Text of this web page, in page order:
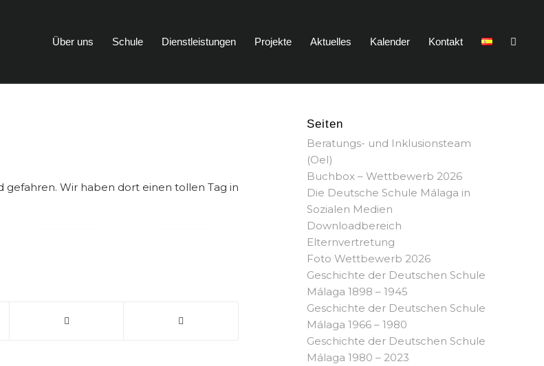
Über uns Schule Dienstleistungen Projekte Aktuelles Kalender Kontakt
gefahren. Wir haben dort einen tollen Tag in
Seiten
Beratungs- und Inklusionsteam
(OeI)
Buchbox – Wettbewerb 2026
Die Deutsche Schule Málaga in
Sozialen Medien
Downloadbereich
Elternvertretung
Foto Wettbewerb 2026
Geschichte der Deutschen Schule
Málaga 1898 – 1945
Geschichte der Deutschen Schule
Málaga 1966 – 1980
Geschichte der Deutschen Schule
Málaga 1980 – 2023